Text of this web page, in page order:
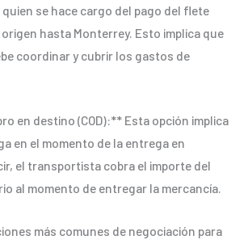
se hace cargo del pago del flete
hasta Monterrey. Esto implica que
coordinar y cubrir los gastos de
en destino (COD):** Esta opción implica
en el momento de la entrega en
el transportista cobra el importe del
al momento de entregar la mercancía.
más comunes de negociación para